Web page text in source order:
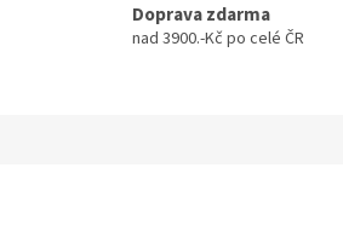
Doprava zdarma
nad 3900.-Kč po celé ČR